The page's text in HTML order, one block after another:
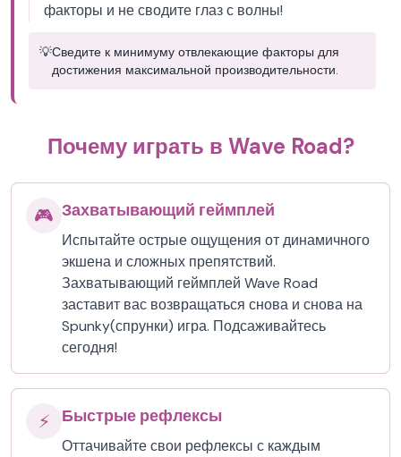
факторы и не сводите глаз с волны!
💡Сведите к минимуму отвлекающие факторы для
достижения максимальной производительности.
Почему играть в Wave Road?
🎮 Захватывающий геймплей
Испытайте острые ощущения от динамичного
экшена и сложных препятствий.
Захватывающий геймплей Wave Road
заставит вас возвращаться снова и снова на
Spunky(спрунки) игра. Подсаживайтесь
сегодня!
⚡ Быстрые рефлексы
Оттачивайте свои рефлексы с каждым